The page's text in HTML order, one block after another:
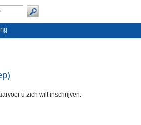
u zich wilt inschrijven.